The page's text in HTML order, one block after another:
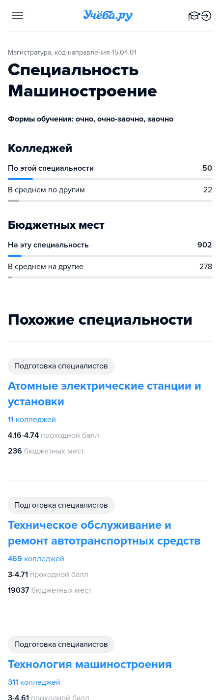
Магистратура, код направления 15.04.01
Специальность
Машиностроение
Формы обучения: очно, очно-заочно, заочно
Колледжей
По этой специальности 50
В среднем по другим 22
Бюджетных мест
На эту специальность 902
В среднем на другие 278
Похожие специальности
подготовка специалистов
Атомные электрические станции и
установки
11 колледжей
4.16-4.74 проходной балл
236 бюджетных мест
подготовка специалистов
Техническое обслуживание и
ремонт автотранспортных средств
469 колледжей
3-4.71 проходной балл
19037 бюджетных мест
подготовка специалистов
Технология машиностроения
311 колледжей
3-4.61 проходной балл